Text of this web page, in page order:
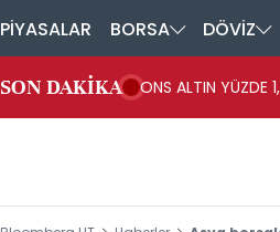
PİYASALAR BORSA DÖVİZ
SON DAKİKA ONS ALTIN YÜZDE